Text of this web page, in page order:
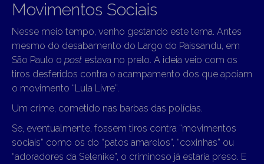
Movimentos Sociais
Nesse meio tempo, venho gestando este tema. Antes
mesmo do desabamento do Largo do Paissandu, em
São Paulo o post estava no prelo. A ideia veio com os
tiros desferidos contra o acampamento dos que apoiam
o movimento “Lula Livre”.
Um crime, cometido nas barbas das polícias.
Se, eventualmente, fossem tiros contra “movimentos
sociais” como os do “patos amarelos”, “coxinhas” ou
“adoradores da Selenike”, o criminoso já estaria preso. E